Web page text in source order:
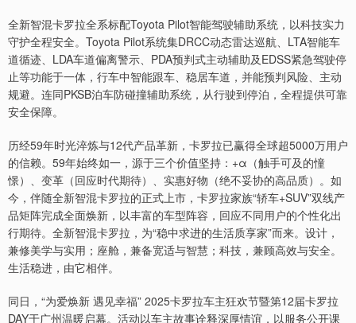
全新智混卡罗拉全系标配Toyota Pilot智能驾驶辅助系统，以科技实力
守护全程安全。Toyota Pilot系统集DRCC动态雷达巡航、LTA智能车
道循迹、LDA车道偏离警示、PDA预判式主动辅助及EDSS紧急驾驶停
止等功能于一体，行车中智能跟车、稳居车道，并能预判风险、主动
规避。连同PKSB泊车防碰撞辅助系统，从行驶到停泊，全程提供可靠
安全保障。
历经59年时光淬炼与12代产品革新，卡罗拉已赢得全球超5000万用户
的信赖。59年始终如一，源于三个价值坚持：+α（触手可及的憧
憬）、变革（回应时代期待）、实惠好物（绝不妥协的高品质）。如
今，伴随全新智混卡罗拉的正式上市，卡罗拉家族“轿车+SUV”双线产
品矩阵完成全面焕新，以丰富的车型阵容，回应不同用户的个性化出
行期待。全新智混卡罗拉，为“稳中求进的生活质享家”而来。设计，
兼修美学与实用；座舱，兼备宽适与智慧；科技，兼顾高效与安全。
生活稳进，由它相伴。
同日，“为爱焕新 遇见幸福” 2025卡罗拉车主狂欢节暨第12届卡罗拉
DAY于广州温暖启幕。活动以车主故事诠释深厚情谊，以服务公开课